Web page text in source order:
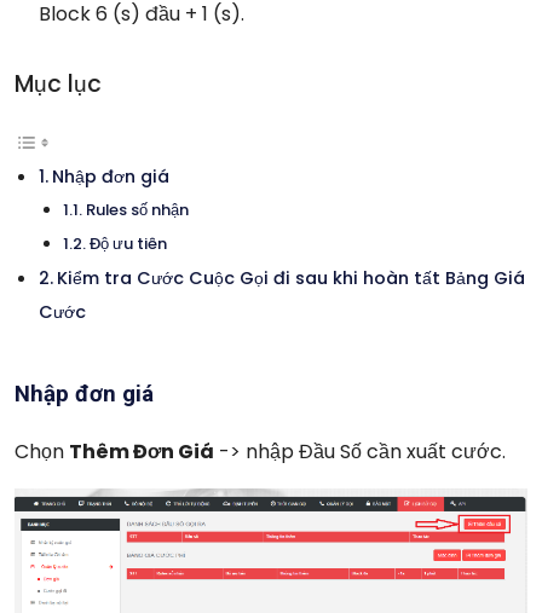
Block 6 (s) đầu + 1 (s).
Mục lục
Nhập đơn giá
Rules số nhận
Độ ưu tiên
Kiểm tra Cước Cuộc Gọi đi sau khi hoàn tất Bảng Giá
Cước
Nhập đơn giá
Chọn Thêm Đơn Giá -> nhập Đầu Số cần xuất cước.